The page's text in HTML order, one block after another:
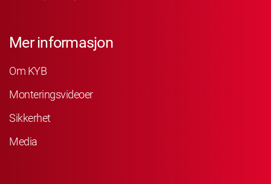
Mer informasjon
Om KYB
Monteringsvideoer
Sikkerhet
Media